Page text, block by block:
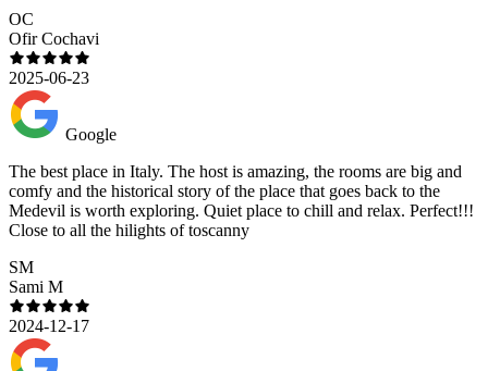
OC
Ofir Cochavi
2025-06-23
Google
The best place in Italy. The host is amazing, the rooms are big and
comfy and the historical story of the place that goes back to the
Medevil is worth exploring. Quiet place to chill and relax. Perfect!!!
Close to all the hilights of toscanny
SM
Sami M
2024-12-17